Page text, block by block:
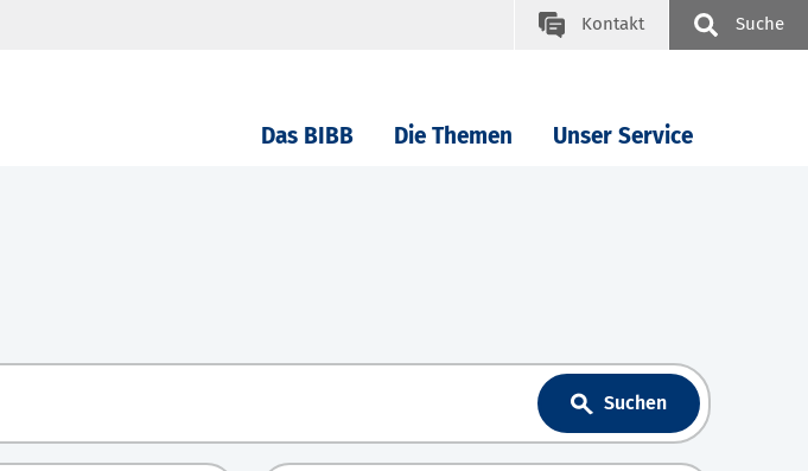
Kontakt Suche
Das BIBB Die Themen Unser Service
Suchen